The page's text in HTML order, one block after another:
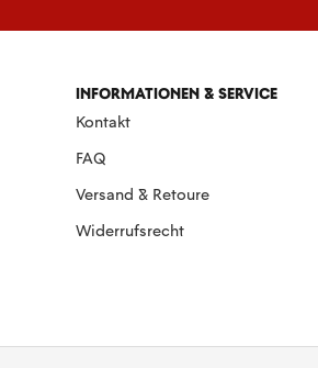
INFORMATIONEN & SERVICE
Kontakt
FAQ
Versand & Retoure
Widerrufsrecht